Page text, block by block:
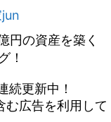
円の資産を築く
！
更新中！
む広告を利用して